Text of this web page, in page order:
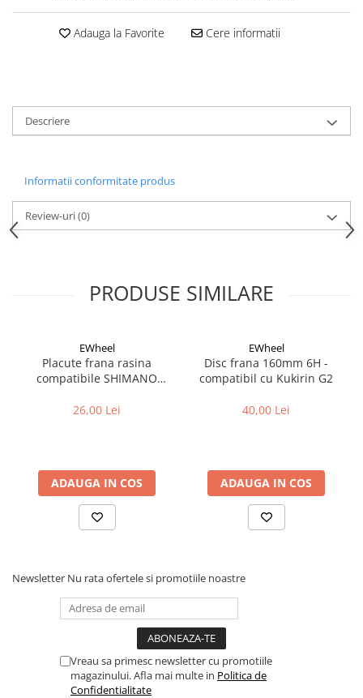
Suport telefon bicicleta
Oglinzi bicicleta
Suport bicicleta
Lumini bicicleta
Piese biciclete
Anvelopa bicicleta
Lant bicicleta
Mansoane si ghidolina
Ghidoane bicicleta
Pipe ghidon
Furci bicicleta
Cabluri si camasi
Frana bicicleta
Discuri frana bicicleta
Saboti frana bicicleta
Adaptoare frana bicicleta
Frane pe janta
Accesorii frane bicicleta
Adauga la Favorite Cere informatii
Descriere
Informatii conformitate produs
Review-uri(0)
PRODUSE SIMILARE
EWheel
Placute frana rasina
compatibile SHIMANO
G2/G4 2025)
26,00 Lei
ADAUGA IN COS
EWheel
Disc frana 160mm 6H -
compatibil cu Kukirin G2
40,00 Lei
ADAUGA IN COS
Newsletter Nu rata ofertele si promotiile noastre
Vreau sa primesc newsletter cu promotiile
magazinului. Afla mai multe in Politica de
Confidentialitate